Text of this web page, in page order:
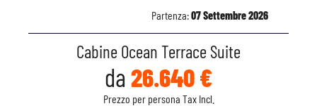
Partenza:07 Settembre 2026
Cabine Ocean Terrace Suite
da 26.640 €
Prezzo per persona Tax Incl.